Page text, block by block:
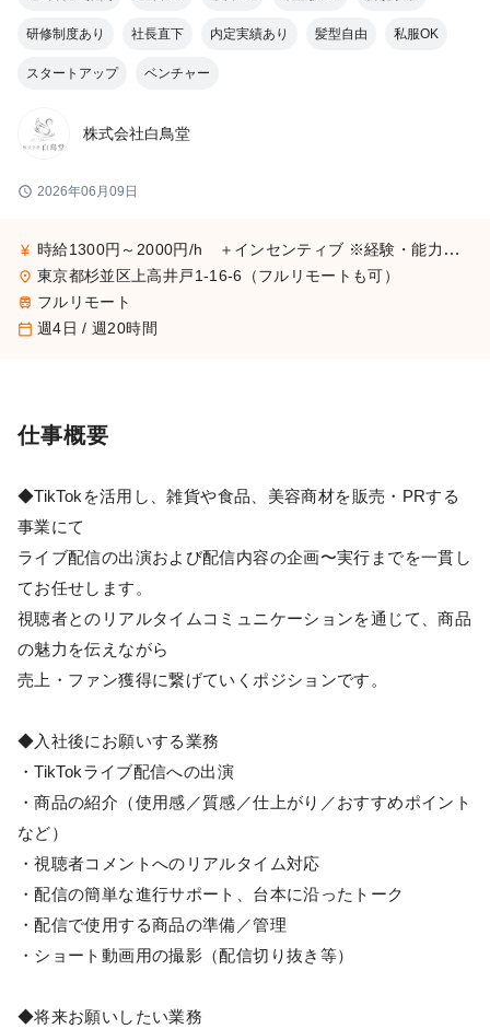
研修制度あり 社長直下 内定実績あり 髪型自由 私服OK
スタートアップ ベンチャー
株式会社白鳥堂
schedule 2026年06月09日
currency_yen 時給1300円～2000円/h ＋インセンティブ ※経験・能力・実績に応じて決定 ※昇給・インセンティブあり
place 東京都杉並区上高井戸1-16-6（フルリモートも可）
train フルリモート
calendar_today 週4日 / 週20時間
仕事概要
◆TikTokを活用し、雑貨や食品、美容商材を販売・PRする
事業にて
ライブ配信の出演および配信内容の企画〜実行までを一貫し
てお任せします。
視聴者とのリアルタイムコミュニケーションを通じて、商品
の魅力を伝えながら
売上・ファン獲得に繋げていくポジションです。
◆入社後にお願いする業務
・TikTokライブ配信への出演
・商品の紹介（使用感／質感／仕上がり／おすすめポイント
など）
・視聴者コメントへのリアルタイム対応
・配信の簡単な進行サポート、台本に沿ったトーク
・配信で使用する商品の準備／管理
・ショート動画用の撮影（配信切り抜き等）
◆将来お願いしたい業務